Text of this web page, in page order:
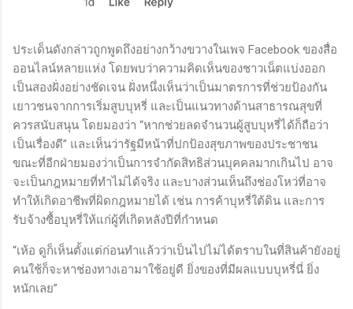
ประเด็นดังกล่าวถูกพูดถึงอย่างกว้างขวางในเพจ Facebook ของสื่อ
ออนไลน์หลายแห่ง โดยพบว่าความคิดเห็นของชาวเน็ตแบ่งออก
เป็นสองฝั่งอย่างชัดเจน ฝั่งหนึ่งเห็นว่าเป็นมาตรการที่ช่วยป้องกัน
เยาวชนจากการเริ่มสูบบุหรี่ และเป็นแนวทางด้านสาธารณสุขที่
ควรสนับสนุน โดยมองว่า “หากช่วยลดจำนวนผู้สูบบุหรี่ได้ก็ถือว่า
เป็นเรื่องดี” และเห็นว่ารัฐมีหน้าที่ปกป้องสุขภาพของประชาชน
ขณะที่อีกฝ่ายมองว่าเป็นการจำกัดสิทธิส่วนบุคคลมากเกินไป อาจ
จะเป็นกฎหมายที่ทำไม่ได้จริง และบางส่วนเห็นถึงช่องโหว่ที่อาจ
ทำให้เกิดอาชีพที่ผิดกฎหมายได้ เช่น การค้าบุหรี่ใต้ดิน และการ
รับจ้างซื้อบุหรี่ให้แก่ผู้ที่เกิดหลังปีที่กำหนด
“เห้อ ดูก็เห็นตั้งแต่ก่อนทำแล้วว่าเป็นไปไม่ได้ตราบในที่สินค้ายังอยู่
คนใช้ก็จะหาช่องทางเอามาใช้อยู่ดี ยิ่งของที่มีผลแบบบุหรี่นี่ ยิ่ง
หนักเลย”